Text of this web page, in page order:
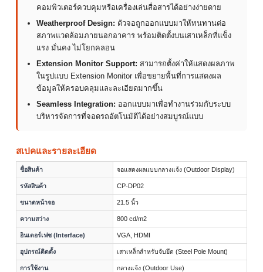
คอมพิวเตอร์ควบคุมหรือเครื่องเล่นสื่อสารได้อย่างง่ายดาย
Weatherproof Design: ตัวจอถูกออกแบบมาให้ทนทานต่อ
สภาพแวดล้อมภายนอกอาคาร พร้อมติดตั้งบนเสาเหล็กที่แข็ง
แรง มั่นคง ไม่โยกคลอน
Extension Monitor Support: สามารถตั้งค่าให้แสดงผลภาพ
ในรูปแบบ Extension Monitor เพื่อขยายพื้นที่การแสดงผล
ข้อมูลให้ครอบคลุมและละเอียดมากขึ้น
Seamless Integration: ออกแบบมาเพื่อทำงานร่วมกับระบบ
บริหารจัดการที่จอดรถอัตโนมัติได้อย่างสมบูรณ์แบบ
สเปคและรายละเอียด
ชื่อสินค้า จอแสดงผลแบบกลางแจ้ง (Outdoor Display)
รหัสสินค้า CP-DP02
ขนาดหน้าจอ 21.5 นิ้ว
ความสว่าง 800 cd/m2
อินเตอร์เฟซ (Interface) VGA, HDMI
อุปกรณ์ติดตั้ง เสาเหล็กสำหรับจับยึด (Steel Pole Mount)
การใช้งาน กลางแจ้ง (Outdoor Use)